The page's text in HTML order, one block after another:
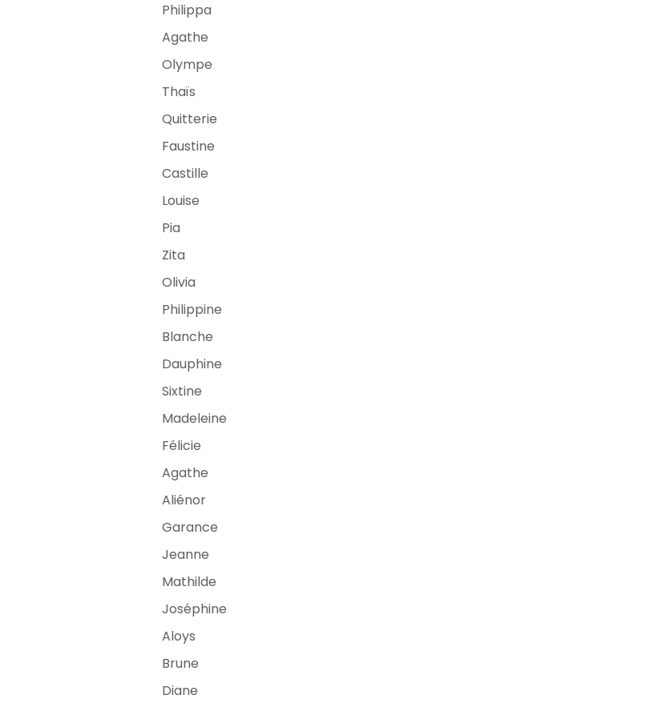
Philippa
Agathe
Olympe
Thaïs
Quitterie
Faustine
Castille
Louise
Pia
Zita
Olivia
Philippine
Blanche
Dauphine
Sixtine
Madeleine
Félicie
Agathe
Aliénor
Garance
Jeanne
Mathilde
Joséphine
Aloys
Brune
Diane